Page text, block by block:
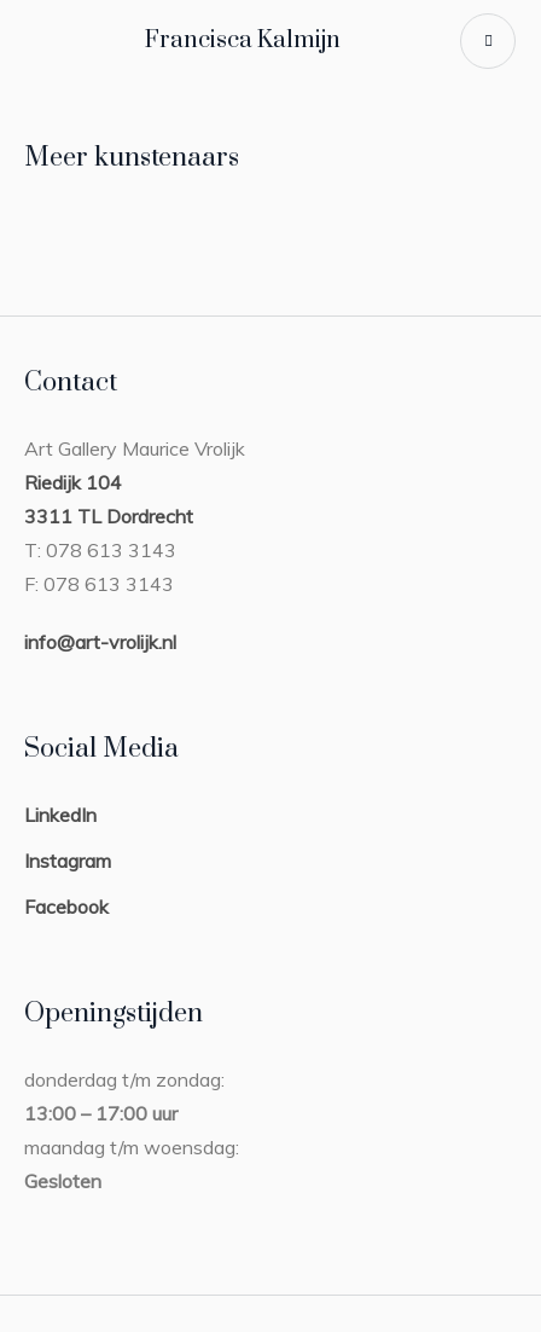
Francisca Kalmijn
Meer kunstenaars
Contact
Art Gallery Maurice Vrolijk
Riedijk 104
3311 TL Dordrecht
T: 078 613 3143
F: 078 613 3143
info@art-vrolijk.nl
Social Media
LinkedIn
Instagram
Facebook
Openingstijden
donderdag t/m zondag:
13:00 – 17:00 uur
maandag t/m woensdag:
Gesloten